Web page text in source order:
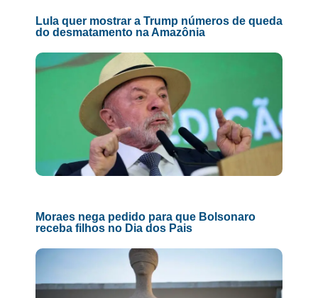
Lula quer mostrar a Trump números de queda
do desmatamento na Amazônia
Moraes nega pedido para que Bolsonaro
receba filhos no Dia dos Pais